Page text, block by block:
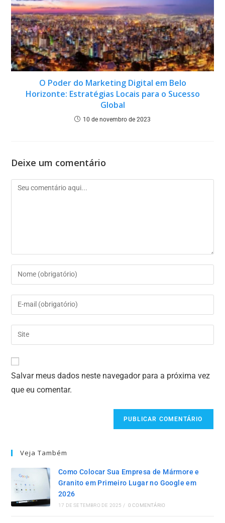
O Poder do Marketing Digital em Belo
Horizonte: Estratégias Locais para o Sucesso
Global
10 de novembro de 2023
Deixe um comentário
Salvar meus dados neste navegador para a próxima vez
que eu comentar.
Veja Também
Como Colocar Sua Empresa de Mármore e
Granito em Primeiro Lugar no Google em
2026
17 DE SETEMBRO DE 2025 / 0 COMENTÁRIO